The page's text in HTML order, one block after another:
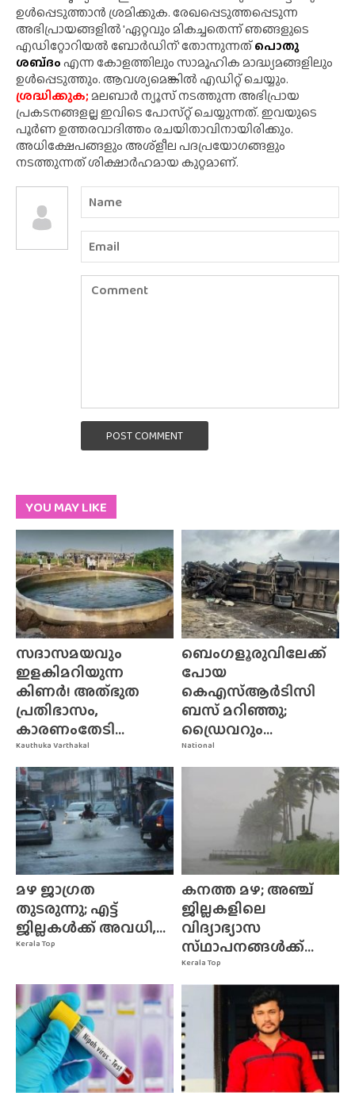
ഉൾപ്പെടുത്താൻ ശ്രമിക്കുക. രേഖപ്പെടുത്തപ്പെടുന്ന
അഭിപ്രായങ്ങളിൽ 'ഏറ്റവും മികച്ചതെന്ന് ഞങ്ങളുടെ
എഡിറ്റോറിയൽ ബോർഡിന്' തോന്നുന്നത്പൊതു
ശബ്‌ദംഎന്ന കോളത്തിലും സാമൂഹിക മാദ്ധ്യമങ്ങളിലും
ഉൾപ്പെടുത്തും. ആവശ്യമെങ്കിൽ എഡിറ്റ് ചെയ്യും.
ശ്രദ്ധിക്കുക;മലബാർ ന്യൂസ് നടത്തുന്ന അഭിപ്രായ
പ്രകടനങ്ങളല്ല ഇവിടെ പോസ്‌റ്റ് ചെയ്യുന്നത്. ഇവയുടെ
പൂർണ ഉത്തരവാദിത്തം രചയിതാവിനായിരിക്കും.
അധിക്ഷേപങ്ങളും അശ്‌ളീല പദപ്രയോഗങ്ങളും
നടത്തുന്നത് ശിക്ഷാർഹമായ കുറ്റമാണ്.
POST COMMENT
YOU MAY LIKE
Kauthuka Varthakal
സദാസമയവും
ഇളകിമറിയുന്ന
കിണർ! അത്‌ഭുത
പ്രതിഭാസം,
കാരണംതേടി...
National
ബെംഗളൂരുവിലേക്ക്
പോയ
കെഎസ്ആർടിസി
ബസ് മറിഞ്ഞു;
ഡ്രൈവറും...
Kerala Top
മഴ ജാഗ്രത
തുടരുന്നു; എട്ട്
ജില്ലകൾക്ക് അവധി,...
Kerala Top
കനത്ത മഴ; അഞ്ച്
ജില്ലകളിലെ
വിദ്യാഭ്യാസ
സ്‌ഥാപനങ്ങൾക്ക്‌...